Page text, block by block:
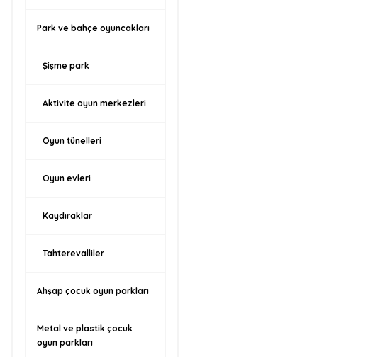
Park ve bahçe oyuncakları
Şişme park
Aktivite oyun merkezleri
Oyun tünelleri
Oyun evleri
Kaydıraklar
Tahterevalliler
Ahşap çocuk oyun parkları
Metal ve plastik çocuk
oyun parkları